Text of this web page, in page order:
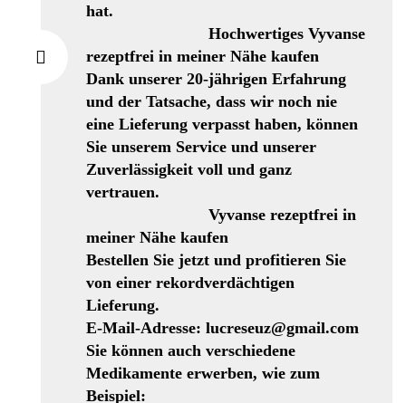
hat.
Hochwertiges Vyvanse
rezeptfrei in meiner Nähe kaufen
Dank unserer 20-jährigen Erfahrung
und der Tatsache, dass wir noch nie
eine Lieferung verpasst haben, können
Sie unserem Service und unserer
Zuverlässigkeit voll und ganz
vertrauen.
Vyvanse rezeptfrei in
meiner Nähe kaufen
Bestellen Sie jetzt und profitieren Sie
von einer rekordverdächtigen
Lieferung.
E-Mail-Adresse: lucreseuz@gmail.com
Sie können auch verschiedene
Medikamente erwerben, wie zum
Beispiel: